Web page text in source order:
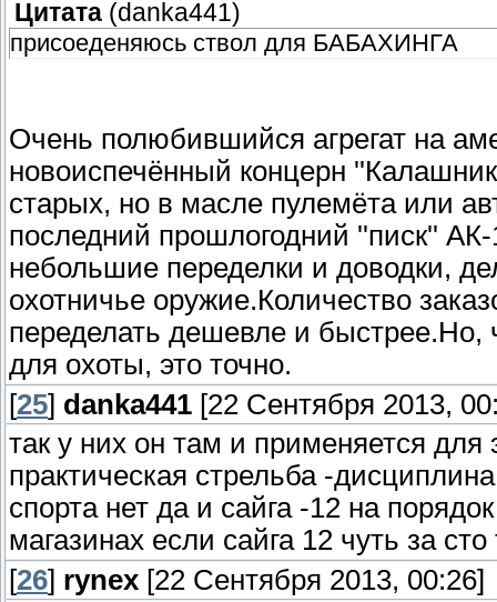
Цитата (danka441)
присоеденяюсь ствол для БАБАХИНГА
Очень полюбившийся агрегат на
новоиспечённый концерн
старых, но в масле пулемёта или
последний прошлогодний ''писк''
небольшие переделки и доводки,
охотничье оружие.Количество
переделать дешевле и быстрее.Но,
для охоты, это точно.
[25] danka441 [22 Сентября 2013,
так у них он там и применяется
практическая стрельба -
спорта нет да и сайга -12 на
магазинах если сайга 12 чуть за
[26] rynex [22 Сентября 2013, 00:26]